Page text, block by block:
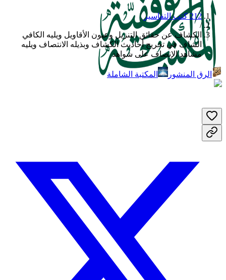
212 كتب التفاسير
/
الكشاف عن حقائق التنزيل وعيون الأقاويل ويليه الكافي
الشاف في تخريج أحاديث الكشاف وبذيله الانتصاف ويليه
مشاهد الإنصاف على شواهد
الرق المنشور المكتبة الشاملة